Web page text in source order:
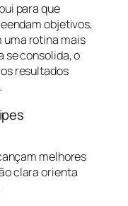
para que
objetivos,
rotina mais
se consolida, o
resultados
melhores
clara orienta